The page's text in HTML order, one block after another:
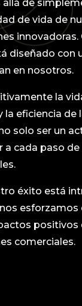
allá de
de vida de
diseñado con
en nosotros.
la
eficiencia de
solo ser un
cada paso
éxito está
positivos
comerciales.